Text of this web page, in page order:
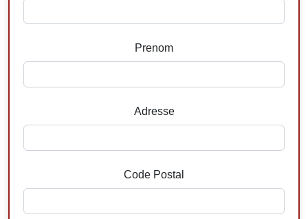
Prenom
Adresse
Code Postal